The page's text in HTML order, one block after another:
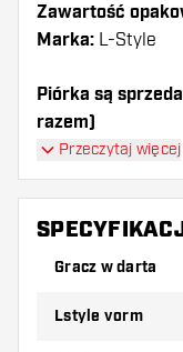
Zawartość
Marka: L-Style
Piórka są
razem)
Proszę zwrócić
Thibault Tricole
shafty L-Style
Dartshopper tip!
Upewnij się, że
Przeczytaj więcej
Gracz w darta
Lstyle vorm